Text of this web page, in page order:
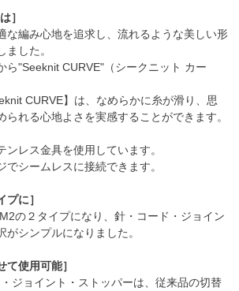
］
な編み心地を追求し、流れるような美しい形
した。
ら"Seeknit CURVE"（シークニット カー
CURVE】は、なめらかに糸が滑り、思
られる心地よさを実感することができます。
ンレス金具を使用しています。
でシームレスに接続できます。
プに］
の２タイプになり、針・コード・ジョイン
がシンプルになりました。
て使用可能］
ジョイント・ストッパーは、従来品の切替